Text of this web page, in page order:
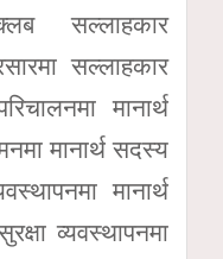
सल्लाहकार
सल्लाहकार
मानार्थ
मानार्थ सदस्य
मानार्थ
व्यवस्थापनमा